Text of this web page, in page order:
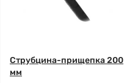
Струбцина-прищепка 200
мм